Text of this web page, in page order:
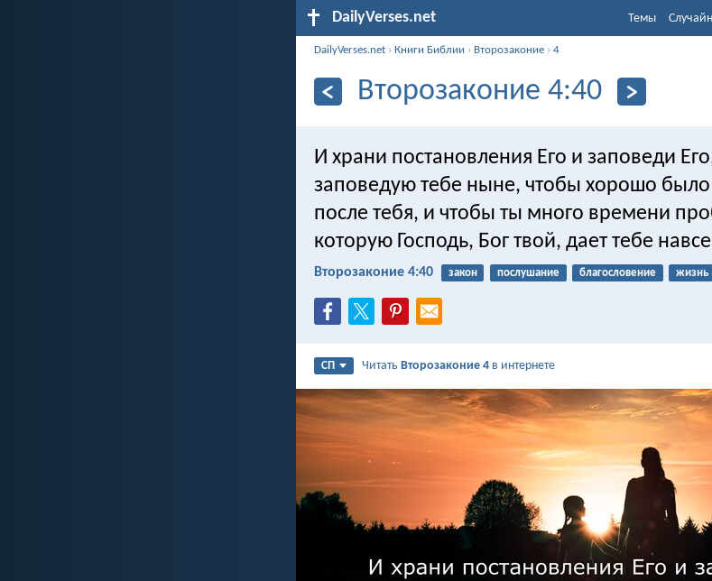
DailyVerses.net Темы
DailyVerses.net ›Книги Библии › Второзаконие ›4
Второзаконие 4:40
И храни постановления Его и заповеди
заповедую тебе ныне, чтобы хорошо
после тебя, и чтобы ты много времени
которую Господь, Бог твой, дает тебе
Второзаконие 4:40 закон послушание благословение жизнь
СП ЧитатьВторозаконие 4 в интернете